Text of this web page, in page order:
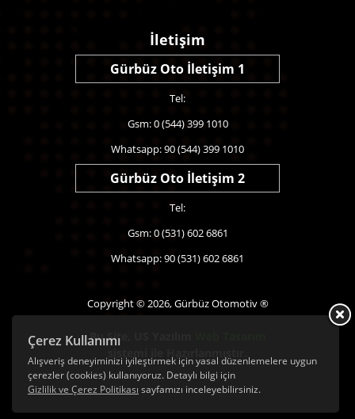
Çerez Kullanımı
Alışveriş deneyiminizi iyileştirmek için yasal düzenlemelere uygun
çerezler (cookies) kullanıyoruz. Detaylı bilgi için
Gizlilik ve Çerez Politikası sayfamızı inceleyebilirsiniz.
İletişim
Gürbüz Oto İletişim 1
Tel:
Gsm: 0 (544) 399 1010
Whatsapp: 90 (544) 399 1010
Gürbüz Oto İletişim 2
Tel:
Gsm: 0 (531) 602 6861
Whatsapp: 90 (531) 602 6861
Copyright © 2026, Gürbüz Otomotiv ®
Bu Site,